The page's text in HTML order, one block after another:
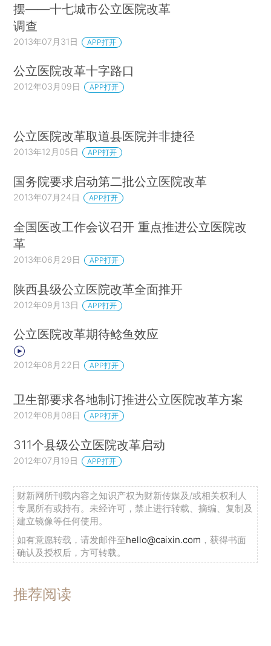
摆——十七城市公立医院改革
调查
2013年07月31日 APP打开
公立医院改革十字路口
2012年03月09日 APP打开
公立医院改革取道县医院并非捷径
2013年12月05日 APP打开
国务院要求启动第二批公立医院改革
2013年07月24日 APP打开
全国医改工作会议召开 重点推进公立医院改
革
2013年06月29日 APP打开
陕西县级公立医院改革全面推开
2012年09月13日 APP打开
公立医院改革期待鲶鱼效应
2012年08月22日 APP打开
卫生部要求各地制订推进公立医院改革方案
2012年08月08日 APP打开
311个县级公立医院改革启动
2012年07月19日 APP打开
财新网所刊载内容之知识产权为财新传媒及/或相关权利人
专属所有或持有。未经许可，禁止进行转载、摘编、复制及
建立镜像等任何使用。
如有意愿转载，请发邮件至hello@caixin.com ，获得书面
确认及授权后，方可转载。
推荐阅读